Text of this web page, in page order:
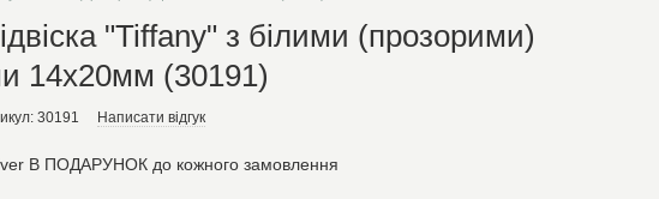
"Tiffany" з білими (прозорими)
14х20мм (30191)
30191 Написати відгук
В ПОДАРУНОК до кожного замовлення